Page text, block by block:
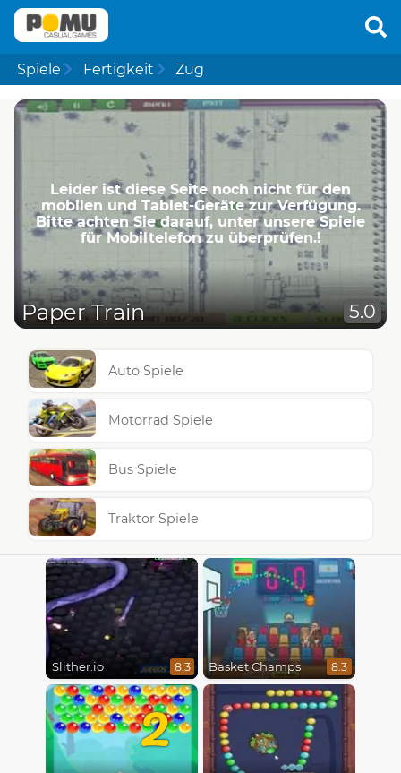
Spiele Fertigkeit Zug
Leider ist diese Seite noch nicht für den
mobilen und Tablet-Geräte zur Verfügung.
Bitte achten Sie darauf, unter unsere Spiele
für Mobiltelefon zu überprüfen.!
Paper Train 5.0
Auto Spiele
Motorrad Spiele
Bus Spiele
Traktor Spiele
Slither.io 8.3 Basket Champs 8.3
2